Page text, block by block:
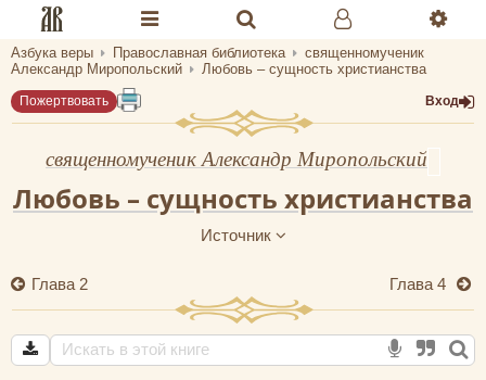
Разделы портала «Азбука веры»
Главная
Гид
Библиотеки
Молитва
Медиа
Азбука веры Православная библиотека
священномученик
Александр Миропольский
Любовь – сущность христианства
Пожертвовать Вход
священномученик Александр Миропольский
Любовь – сущность христианства
Источник
Глава 2 Глава 4